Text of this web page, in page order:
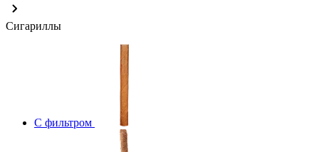
Сигариллы
С фильтром